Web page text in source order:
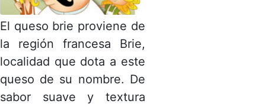
El queso brie proviene de
la región francesa Brie,
localidad que dota a este
queso de su nombre. De
sabor suave y textura